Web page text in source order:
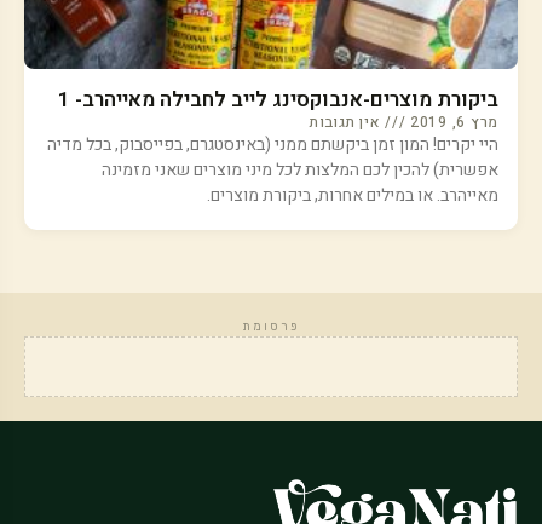
ביקורת מוצרים-אנבוקסינג לייב לחבילה מאייהרב- 1
מרץ 6, 2019 אין תגובות
היי יקרים! המון זמן ביקשתם ממני (באינסטגרם, בפייסבוק, בכל מדיה
אפשרית) להכין לכם המלצות לכל מיני מוצרים שאני מזמינה
מאייהרב. או במילים אחרות, ביקורת מוצרים.
פרסומת